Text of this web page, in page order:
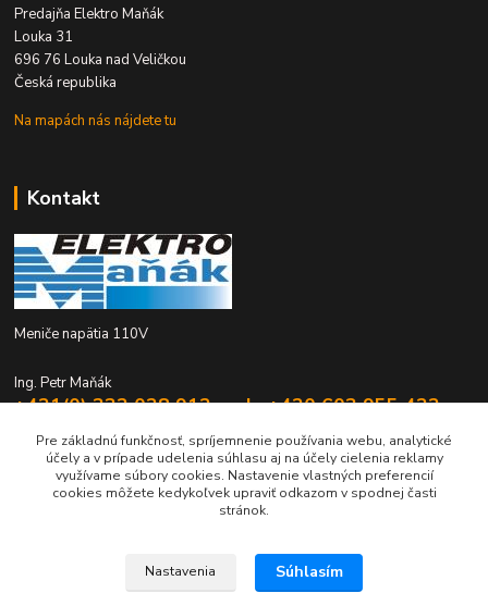
Predajňa Elektro Maňák
Louka 31
696 76 Louka nad Veličkou
Česká republika
Na mapách nás nájdete tu
Kontakt
Meniče napätia 110V
Ing. Petr Maňák
+421(0) 332 028 912 mob. +420 603 955 422
elektromanak@volny.cz
Pre základnú funkčnosť, spríjemnenie používania webu, analytické
účely a v prípade udelenia súhlasu aj na účely cielenia reklamy
využívame súbory cookies. Nastavenie vlastných preferencií
cookies môžete kedykoľvek upraviť odkazom v spodnej časti
stránok.
Nastavenia Súhlasím